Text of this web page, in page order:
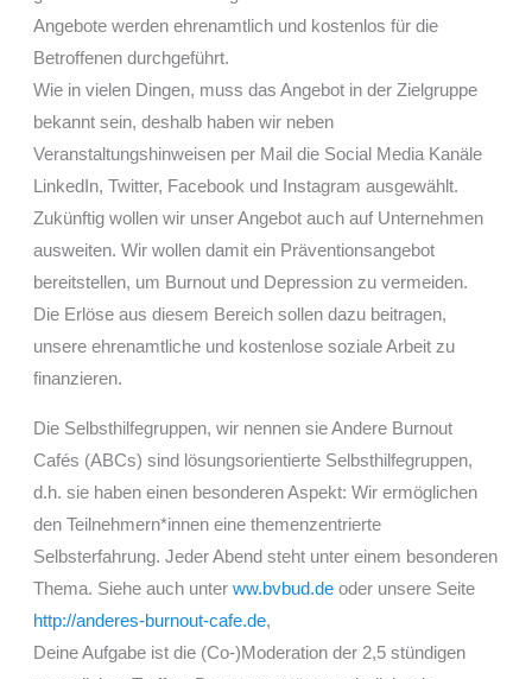
Angebote werden ehrenamtlich und kostenlos für die
Betroffenen durchgeführt.
Wie in vielen Dingen, muss das Angebot in der Zielgruppe
bekannt sein, deshalb haben wir neben
Veranstaltungshinweisen per Mail die Social Media Kanäle
LinkedIn, Twitter, Facebook und Instagram ausgewählt.
Zukünftig wollen wir unser Angebot auch auf Unternehmen
ausweiten. Wir wollen damit ein Präventionsangebot
bereitstellen, um Burnout und Depression zu vermeiden.
Die Erlöse aus diesem Bereich sollen dazu beitragen,
unsere ehrenamtliche und kostenlose soziale Arbeit zu
finanzieren.
Die Selbsthilfegruppen, wir nennen sie Andere Burnout
Cafés (ABCs) sind lösungsorientierte Selbsthilfegruppen,
d.h. sie haben einen besonderen Aspekt: Wir ermöglichen
den Teilnehmern*innen eine themenzentrierte
Selbsterfahrung. Jeder Abend steht unter einem besonderen
Thema. Siehe auch unterww.bvbud.de oder unsere Seite
http://anderes-burnout-cafe.de,
Deine Aufgabe ist die (Co-)Moderation der 2,5 stündigen